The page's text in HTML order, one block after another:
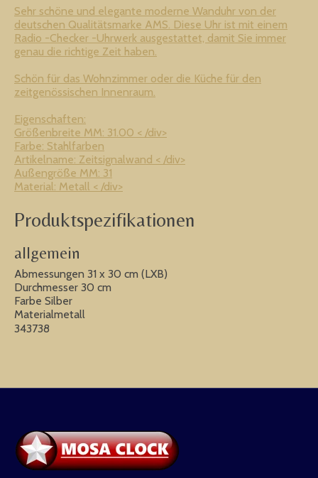
Sehr schöne und elegante moderne Wanduhr von der
deutschen Qualitätsmarke AMS. Diese Uhr ist mit einem
Radio -Checker -Uhrwerk ausgestattet, damit Sie immer
genau die richtige Zeit haben.
Schön für das Wohnzimmer oder die Küche für den
zeitgenössischen Innenraum.
Eigenschaften:
Größenbreite MM: 31.00 < /div>
Farbe: Stahlfarben
Artikelname: Zeitsignalwand < /div>
Außengröße MM: 31
Material: Metall < /div>
Produktspezifikationen
allgemein
Abmessungen 31 x 30 cm (LXB)
Durchmesser 30 cm
Farbe Silber
Materialmetall
343738